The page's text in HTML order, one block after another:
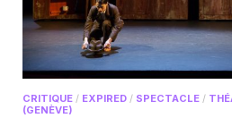
CRITIQUE / EXPIRED / SPECTACLE /
(GENÈVE)